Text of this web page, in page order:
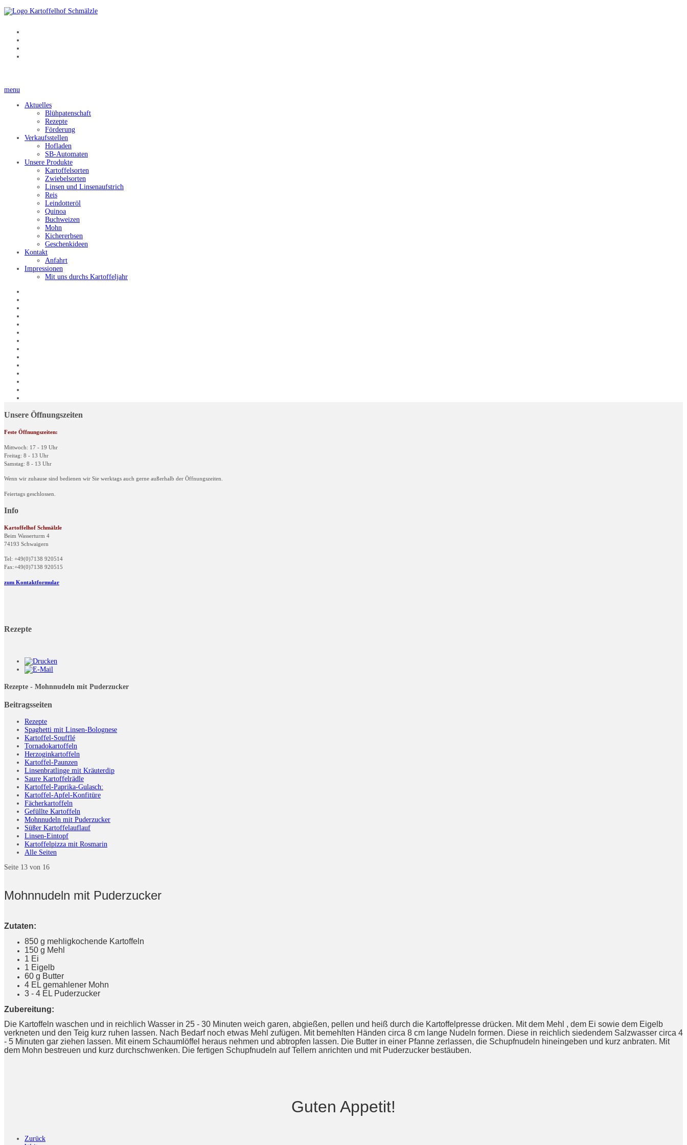
menu
Aktuelles
Blühpatenschaft
Rezepte
Förderung
Verkaufsstellen
Hofladen
SB-Automaten
Unsere Produkte
Kartoffelsorten
Zwiebelsorten
Linsen und Linsenaufstrich
Reis
Leindotteröl
Quinoa
Buchweizen
Mohn
Kichererbsen
Geschenkideen
Kontakt
Anfahrt
Impressionen
Mit uns durchs Kartoffeljahr
Unsere Öffnungszeiten
Feste Öffnungszeiten:
Mittwoch: 17 - 19 Uhr
Freitag: 8 - 13 Uhr
Samstag: 8 - 13 Uhr
Wenn wir zuhause sind bedienen wir Sie werktags auch gerne außerhalb der Öffnungszeiten.
Feiertags geschlossen.
Info
Kartoffelhof Schmälzle
Beim Wasserturm 4
74193 Schwaigern
Tel: +49(0)7138 920514
Fax:+49(0)7138 920515
zum Kontaktformular
Rezepte
Rezepte - Mohnnudeln mit Puderzucker
Beitragsseiten
Rezepte
Spaghetti mit Linsen-Bolognese
Kartoffel-Soufflé
Tornadokartoffeln
Herzoginkartoffeln
Kartoffel-Paunzen
Linsenbratlinge mit Kräuterdip
Saure Kartoffelrädle
Kartoffel-Paprika-Gulasch:
Kartoffel-Apfel-Konfitüre
Fächerkartoffeln
Gefüllte Kartoffeln
Mohnnudeln mit Puderzucker
Süßer Kartoffelauflauf
Linsen-Eintopf
Kartoffelpizza mit Rosmarin
Alle Seiten
Seite 13 von 16
Mohnnudeln mit Puderzucker
Zutaten:
850 g mehligkochende Kartoffeln
150 g Mehl
1 Ei
1 Eigelb
60 g Butter
4 EL gemahlener Mohn
3 - 4 EL Puderzucker
Zubereitung:
Die Kartoffeln waschen und in reichlich Wasser in 25 - 30 Minuten weich garen, abgießen, pellen und heiß durch die Kartoffelpresse drücken. Mit dem Mehl , dem Ei sowie dem Eigelb
verkneten und den Teig kurz ruhen lassen. Nach Bedarf noch etwas Mehl zufügen. Mit bemehlten Händen circa 8 cm lange Nudeln formen. Diese in reichlich siedendem Salzwasser circa 4
- 5 Minuten gar ziehen lassen. Mit einem Schaumlöffel heraus nehmen und abtropfen lassen. Die Butter in einer Pfanne zerlassen, die Schupfnudeln hineingeben und kurz anbraten. Mit
dem Mohn bestreuen und kurz durchschwenken. Die fertigen Schupfnudeln auf Tellern anrichten und mit Puderzucker bestäuben.
Guten Appetit!
Zurück